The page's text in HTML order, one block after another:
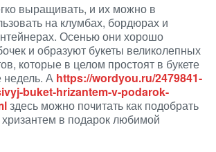
выращивать, и их можно в
на клумбах, бордюрах и
Осенью они хорошо
и образуют букеты великолепных
которые в целом простоят в букете
недель. А https://wordyou.ru/2479841-
buket-hrizantem-v-podarok-
здесь можно почитать как подобрать
хризантем в подарок любимой